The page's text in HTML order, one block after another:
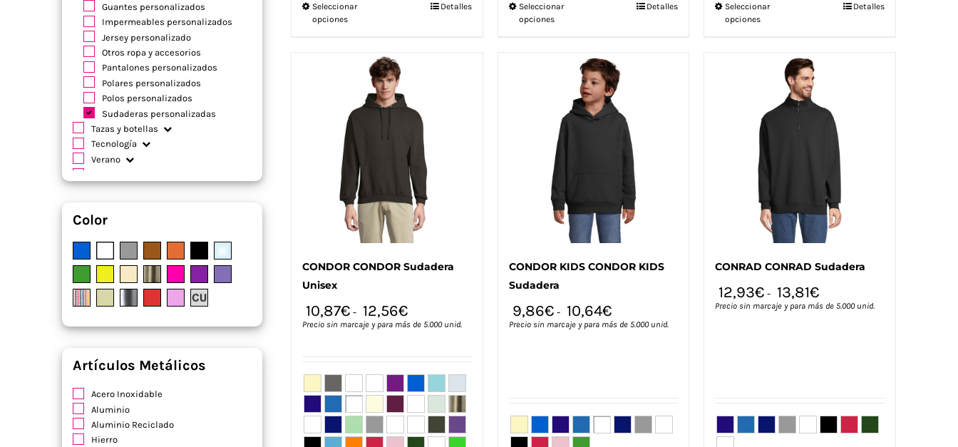
Seleccionar
opciones
múltiples
variantes.
Las
opciones
elegir
página
de
producto
Detalles
Seleccionar
opciones
variantes.
Las
opciones
se
página
de
producto
Detalles
Seleccionar
opciones
variantes.
Las
opciones
pueden
página
de
producto
Detalles
CONDOR CONDOR Sudadera
Unisex
10,87€- 12,56€
Precio sin marcaje y para más de 5.000 unid.
CONDOR KIDS CONDOR KIDS
Sudadera
9,86€- 10,64€
Precio sin marcaje y para más de 5.000 unid.
CONRAD CONRAD Sudadera
12,93€ - 13,81€
Precio sin marcaje y para más de 5.000 unid.
Guantes personalizados
Impermeables personalizados
Jersey personalizado
Otros ropa y accesorios
Pantalones personalizados
Polares personalizados
Polos personalizados
Sudaderas personalizadas
Tazas y botellas
Tecnología
Verano
Color
Artículos Metálicos
Acero Inoxidable
Aluminio
Aluminio Reciclado
Hierro